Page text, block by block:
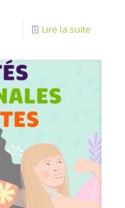
Lire la suite